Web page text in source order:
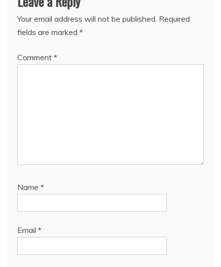
Your email address will not be published. Required
fields are marked *
Comment *
Name *
Email *